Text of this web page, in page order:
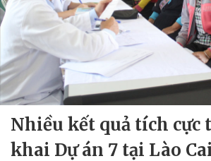
Nhiều kết quả tích
khai Dự án 7 tại Lào